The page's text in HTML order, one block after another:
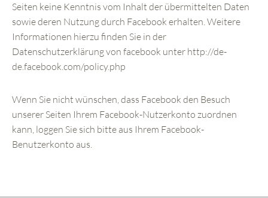
Seiten keine Kenntnis vom Inhalt der übermittelten Daten
sowie deren Nutzung durch Facebook erhalten. Weitere
Informationen hierzu finden Sie in der
Datenschutzerklärung von facebook unter http://de-
de.facebook.com/policy.php
Wenn Sie nicht wünschen, dass Facebook den Besuch
unserer Seiten Ihrem Facebook-Nutzerkonto zuordnen
kann, loggen Sie sich bitte aus Ihrem Facebook-
Benutzerkonto aus.